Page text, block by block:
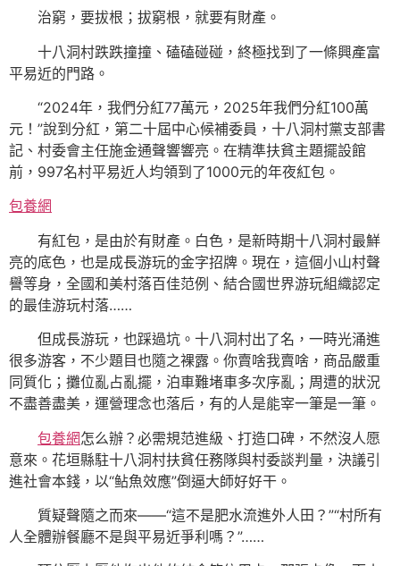
治窮，要拔根；拔窮根，就要有財產。
十八洞村跌跌撞撞、磕磕碰碰，終極找到了一條興產富
平易近的門路。
“2024年，我們分紅77萬元，2025年我們分紅100萬
元！”說到分紅，第二十屆中心候補委員，十八洞村黨支部書
記、村委會主任施金通聲響響亮。在精準扶貧主題擺設館
前，997名村平易近人均領到了1000元的年夜紅包。
包養網
有紅包，是由於有財產。白色，是新時期十八洞村最鮮
亮的底色，也是成長游玩的金字招牌。現在，這個小山村聲
譽等身，全國和美村落百佳范例、結合國世界游玩組織認定
的最佳游玩村落……
但成長游玩，也踩過坑。十八洞村出了名，一時光涌進
很多游客，不少題目也隨之裸露。你賣啥我賣啥，商品嚴重
同質化；攤位亂占亂擺，泊車難堵車多次序亂；周遭的狀況
不盡善盡美，運營理念也落后，有的人是能宰一筆是一筆。
包養網怎么辦？必需規范進級、打造口碑，不然沒人愿
意來。花垣縣駐十八洞村扶貧任務隊與村委談判量，決議引
進社會本錢，以“鲇魚效應”倒逼大師好好干。
質疑聲隨之而來——“這不是肥水流進外人田？”“村所有
人全體辦餐廳不是與平易近爭利嗎？”……